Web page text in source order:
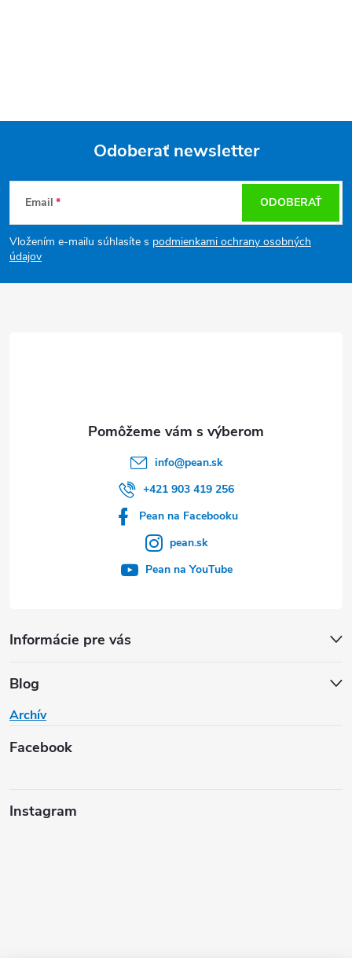
Z
á
p
Odoberať newsletter
Email
Vložením e-mailu súhlasíte s podmienkami ochrany osobných
údajov
ODOBERAŤ
Informácie pre vás
Blog
Archív
Facebook
info@pean.sk
+421 903 419 256
Pean na Facebooku
pean.sk
Pean na YouTube
Instagram